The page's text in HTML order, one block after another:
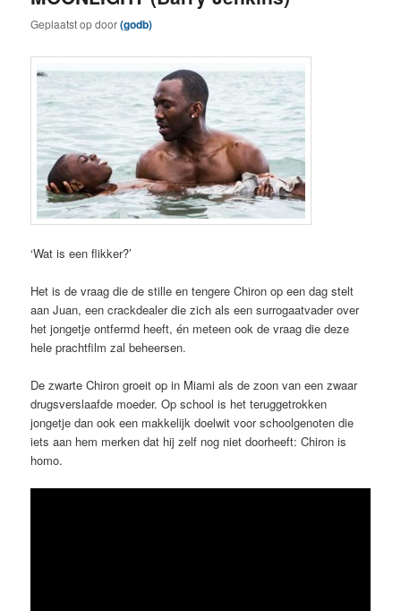
Geplaatst opdoor(godb)
‘Wat is een flikker?’
Het is de vraag die de stille en tengere Chiron op een dag stelt
aan Juan, een crackdealer die zich als een surrogaatvader over
het jongetje ontfermd heeft, én meteen ook de vraag die deze
hele prachtfilm zal beheersen.
De zwarte Chiron groeit op in Miami als de zoon van een zwaar
drugsverslaafde moeder. Op school is het teruggetrokken
jongetje dan ook een makkelijk doelwit voor schoolgenoten die
iets aan hem merken dat hij zelf nog niet doorheeft: Chiron is
homo.